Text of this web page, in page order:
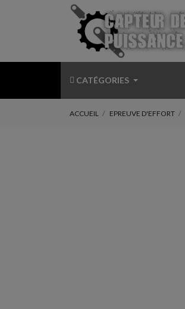
CATÉGORIES
ACCUEIL EPREUVE D'EFFORT